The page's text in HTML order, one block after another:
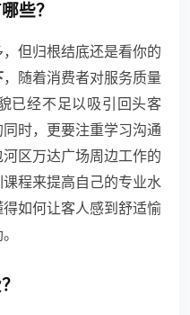
些？
但归根结底还是看你的
，随着消费者对服务质量
已经不足以吸引回头客
时，更要注重学习沟通
区万达广场周边工作的
程来提高自己的专业水
如何让客人感到舒适愉